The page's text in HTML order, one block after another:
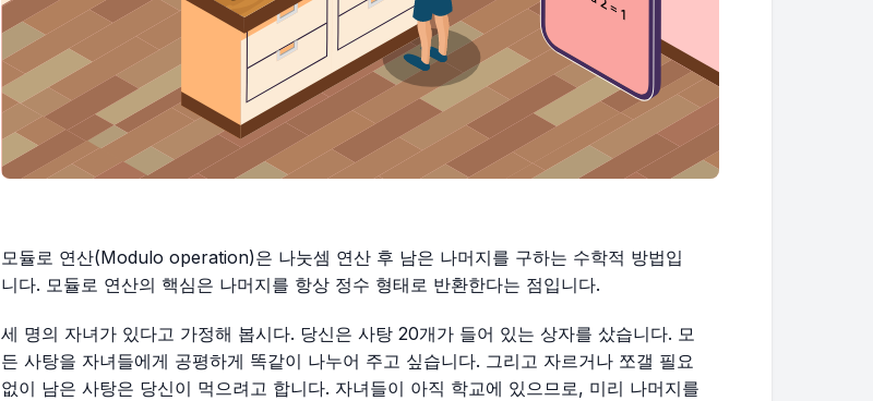
모듈로 연산(Modulo operation)은 나눗셈 연산 후 남은 나머지를 구하는 수학적 방법입
니다. 모듈로 연산의 핵심은 나머지를 항상 정수 형태로 반환한다는 점입니다.
세 명의 자녀가 있다고 가정해 봅시다. 당신은 사탕 20개가 들어 있는 상자를 샀습니다. 모
든 사탕을 자녀들에게 공평하게 똑같이 나누어 주고 싶습니다. 그리고 자르거나 쪼갤 필요
없이 남은 사탕은 당신이 먹으려고 합니다. 자녀들이 아직 학교에 있으므로, 미리 나머지를